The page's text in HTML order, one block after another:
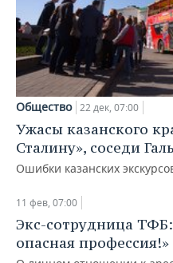
Общество 22 дек, 07:00
Ужасы казанского
Сталину», соседи
Ошибки казанских
11 фев, 07:00
Экс-сотрудница
опасная профессия!»